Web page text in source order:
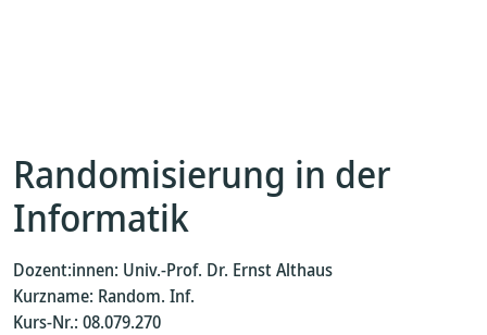
Randomisierung in der
Informatik
Dozent:innen: Univ.-Prof. Dr. Ernst Althaus
Kurzname: Random. Inf.
Kurs-Nr.: 08.079.270